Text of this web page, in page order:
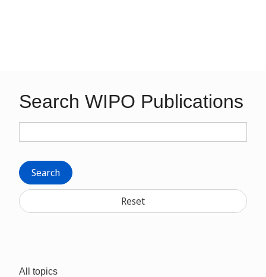
Search WIPO Publications
Search
Reset
All topics